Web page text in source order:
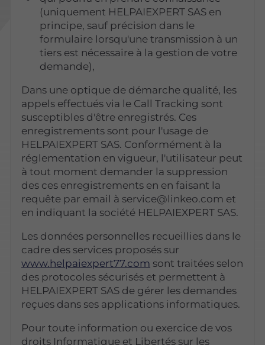
(uniquement HELPAIEXPERT SAS en
principe, sauf précision dans le
formulaire lorsqu'une transmission à un
tiers est nécessaire à la gestion de votre
demande),
Dans une optique de démarche qualité, les
appels effectués via le Call Tracking sont
susceptibles d'être enregistrés. Ces
enregistrements sont pour l'usage de
HELPAIEXPERT SAS. Conformément à la
réglementation en vigueur, l'utilisateur peut
à tout moment demander la suppression
des ces enregistrements en en faisant la
requête par email à service@linkeo.com et
en indiquant la société HELPAIEXPERT SAS.
Les données personnelles recueillies dans le
cadre des services proposés sur
www.helpaiexpert77.com sont traitées selon
des protocoles sécurisés et permettent à
HELPAIEXPERT SAS de gérer les demandes
reçues dans ses applications informatiques.
Pour toute information ou exercice de vos
droits Informatique et Libertés sur les